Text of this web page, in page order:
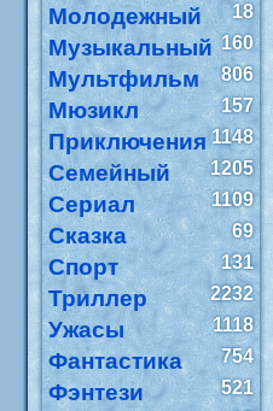
Молодежный 18
Музыкальный 160
Мультфильм 806
Мюзикл 157
Приключения 1148
Семейный 1205
Сериал 1109
Сказка 69
Спорт 131
Триллер 2232
Ужасы 1118
Фантастика 754
Фэнтези
521